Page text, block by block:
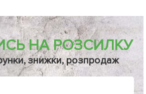
НА РОЗСИЛКУ
знижки, розпродаж